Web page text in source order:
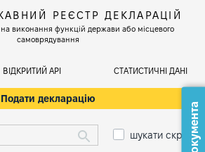
РЕЄСТР ДЕКЛАРАЦІЙ
виконання функцій держави або місцевого
самоврядування
ВІДКРИТИЙ АРІ СТАТИСТИЧНІ ДАНІ
Подати декларацію
шукати скрізь